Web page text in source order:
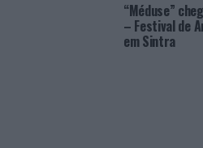
“Méduse”
– Festival de
em Sintra